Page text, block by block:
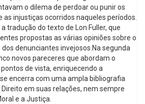
o dilema de perdoar ou punir os
as injustiças ocorridos naqueles períodos.
tradução do texto de Lon Fuller, que
propostas as várias opiniões sobre o
denunciantes invejosos.Na segunda
novos pareceres que abordam o
de vista, enriquecendo a
encerra com uma ampla bibliografia
em suas relações, nem sempre
e a Justiça.